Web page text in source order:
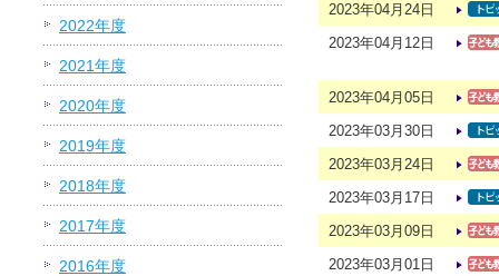
2022年度
2021年度
2020年度
2019年度
2018年度
2017年度
2016年度
2023年04月24日
2023年04月12日
2023年04月05日
2023年03月30日
2023年03月24日
2023年03月17日
2023年03月09日
2023年03月01日